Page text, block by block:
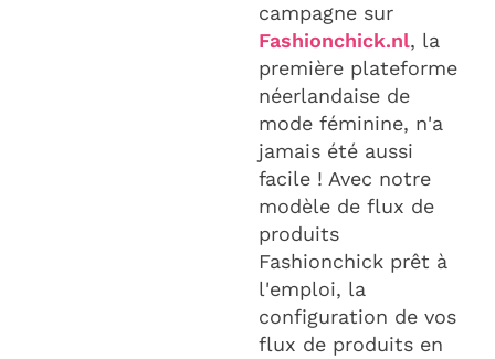
campagne sur
Fashionchick.nl, la
première plateforme
néerlandaise de
mode féminine, n'a
jamais été aussi
facile ! Avec notre
modèle de flux de
produits
Fashionchick prêt à
l'emploi, la
configuration de vos
flux de produits en